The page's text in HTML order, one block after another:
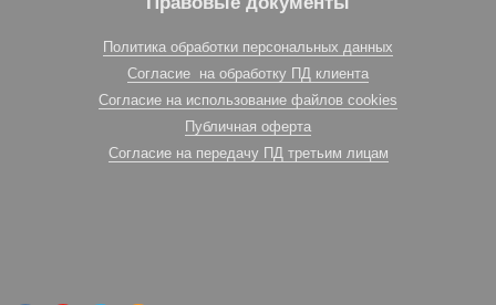
Политика обработки персональных данных
Согласие на обработку ПД клиента
Согласие на использование файлов cookies
Публичная оферта
Согласие на передачу ПД третьим лицам